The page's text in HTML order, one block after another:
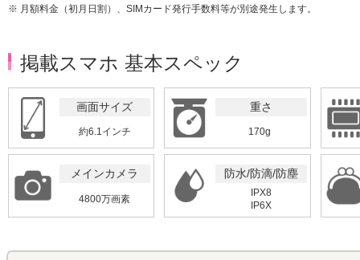
※ 月額料金（初月日割）、SIMカード発行手数料等が別途発生します。
掲載スマホ 基本スペック
画面サイズ
約6.1インチ
重さ
170g
メインカメラ
4800万画素
防水/防滴/防塵
IPX8
IP6X